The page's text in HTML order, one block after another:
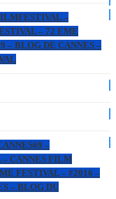
–
– 72 EME
– BLOG DE CANNES –
–
CANNES FILM
FESTIVAL – #2016 –
– BLOG DU